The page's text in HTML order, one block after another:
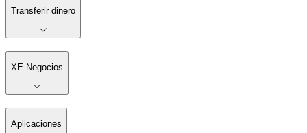
Transferir dinero
XE Negocios
Aplicaciones